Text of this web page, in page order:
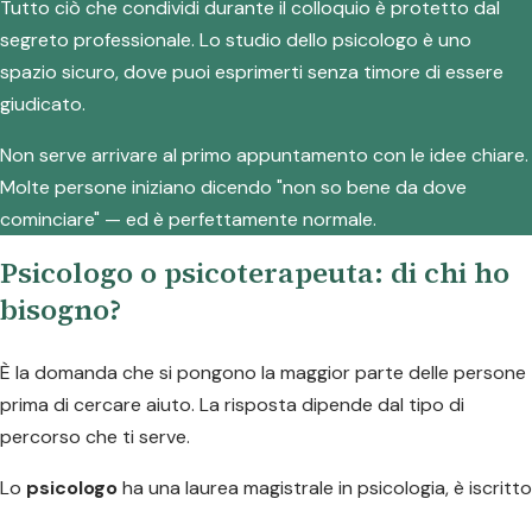
Tutto ciò che condividi durante il colloquio è protetto dal
segreto professionale. Lo studio dello psicologo è uno
spazio sicuro, dove puoi esprimerti senza timore di essere
giudicato.
Non serve arrivare al primo appuntamento con le idee chiare.
Molte persone iniziano dicendo "non so bene da dove
cominciare" — ed è perfettamente normale.
Psicologo o psicoterapeuta: di chi ho
bisogno?
È la domanda che si pongono la maggior parte delle persone
prima di cercare aiuto. La risposta dipende dal tipo di
percorso che ti serve.
Lo psicologoha una laurea magistrale in psicologia, è iscritto